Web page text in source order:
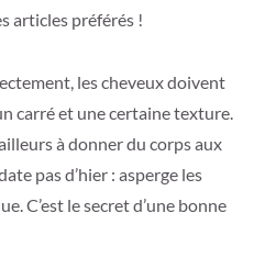
articles préférés !
les cheveux doivent
carré et une certaine texture.
à donner du corps aux
pas d’hier : asperge les
C’est le secret d’une bonne